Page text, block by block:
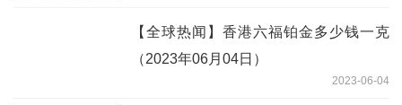
【全球热闻】香港六福铂金多少钱一克
（2023年06月04日）
2023-06-04